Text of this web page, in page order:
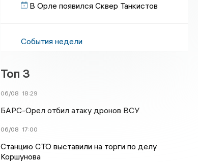
В Орле появился Сквер Танкистов
События недели
Топ 3
06/08 18:29
БАРС-Орел отбил атаку дронов ВСУ
06/08 17:00
Станцию СТО выставили на торги по делу
Коршунова